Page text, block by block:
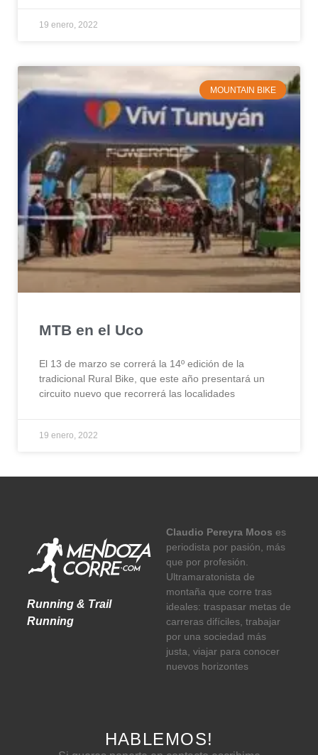
19 enero, 2022
MOUNTAIN BIKE
MTB en el Uco
El 13 de marzo se correrá la 14º edición de la
tradicional Rural Bike, que este año presentará un
circuito nuevo que recorrerá las localidades
19 enero, 2022
Running & Trail
Running
Claudio Pereyra Moos es
periodista por pasión, más
que por profesión.
Ultramaratonista de
montaña que corre tras
ideales: traspasar metas de
carreras difíciles, trabajar
por una sociedad más
justa, viajar para conocer
nuevos horizontes
HABLEMOS!